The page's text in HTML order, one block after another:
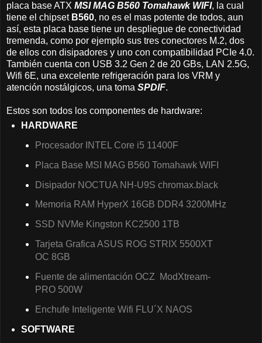
placa base ATX MSI MAG B560 Tomahawk WIFI, la cual
tiene el chipset B560, no es el mas potente de todos, aun
así, esta placa base tiene un despliegue de conectividad
tremenda, como por ejemplo sus tres conectores M.2, dos
de ellos con disipadores y uno con compatibilidad PCIe 4.0.
También cuenta con USB 3.2 Gen 2 de 20 GBs, LAN 2.5G,
Wifi 6E, una excelente refrigeración para los VRM y
atención nostálgicos, una toma SPDIF.
Estos son todos los componentes de hardware:
HARDWARE
Procesador INTEL Core i5 11400F
Placa Base MSI MAG B560 Tomahawk WIFI
Disipador NOCTUA NH-U9S chromax.black
Memoria RAM HyperX 16GB DDR4 3200MHz
SSD NVMe Kingston KC2500 1TB
Tarjeta Grafica ASUS ROG STRIX 5500XT
OC 8GB
Fuente de alimentación OCZ ModXtream-
PRO 500W
Enchufe Inteligente Wifi FLU´X NAOS
SOFTWARE